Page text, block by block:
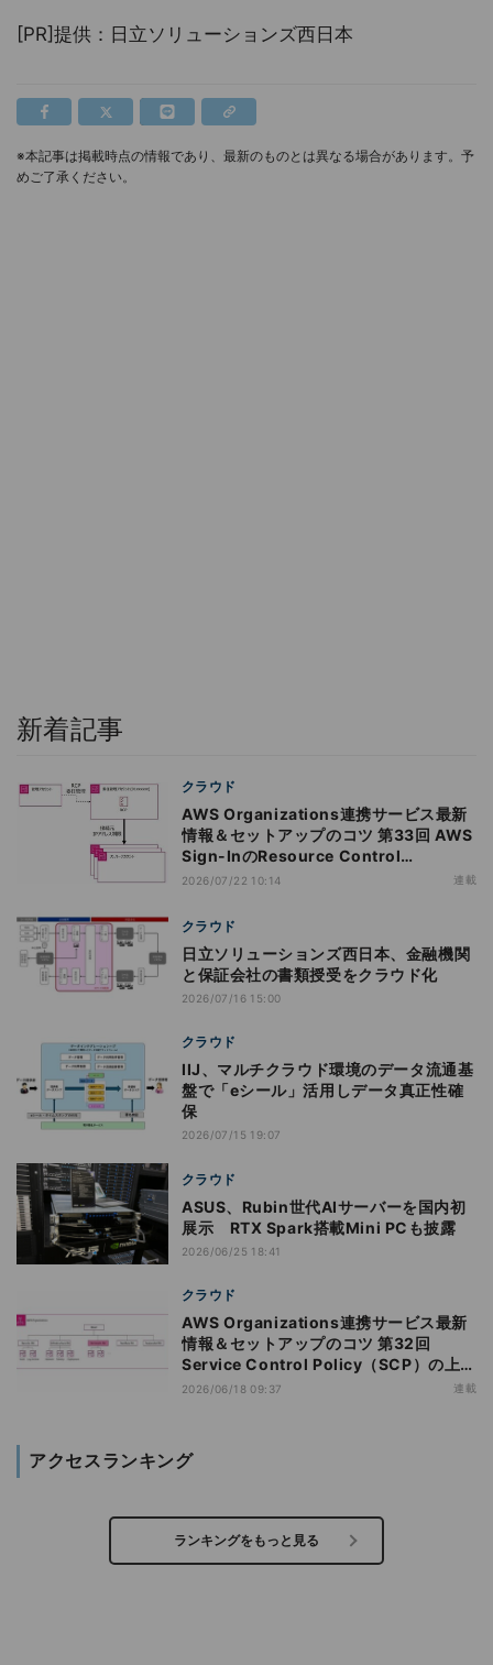
[PR]提供：日立ソリューションズ西日本
※本記事は掲載時点の情報であり、最新のものとは異なる場合があります。予
めご了承ください。
新着記事
クラウド
AWS Organizations連携サービス最新
情報＆セットアップのコツ 第33回 AWS
Sign-InのResource Control
Policy（RCP）対応のメリットと注意点
2026/07/22 10:14 連載
クラウド
日立ソリューションズ西日本、金融機関
と保証会社の書類授受をクラウド化
2026/07/16 15:00
クラウド
IIJ、マルチクラウド環境のデータ流通基
盤で「eシール」活用しデータ真正性確
保
2026/07/15 19:07
クラウド
ASUS、Rubin世代AIサーバーを国内初
展示 RTX Spark搭載Mini PCも披露
2026/06/25 18:41
クラウド
AWS Organizations連携サービス最新
情報＆セットアップのコツ 第32回
Service Control Policy（SCP）の上限
緩和のアップデートがもたらすメリット
2026/06/18 09:37 連載
アクセスランキング
ランキングをもっと見る